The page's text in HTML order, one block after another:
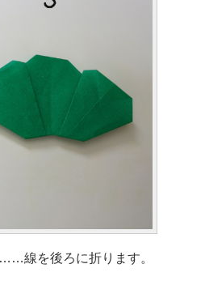
線を後ろに折ります。